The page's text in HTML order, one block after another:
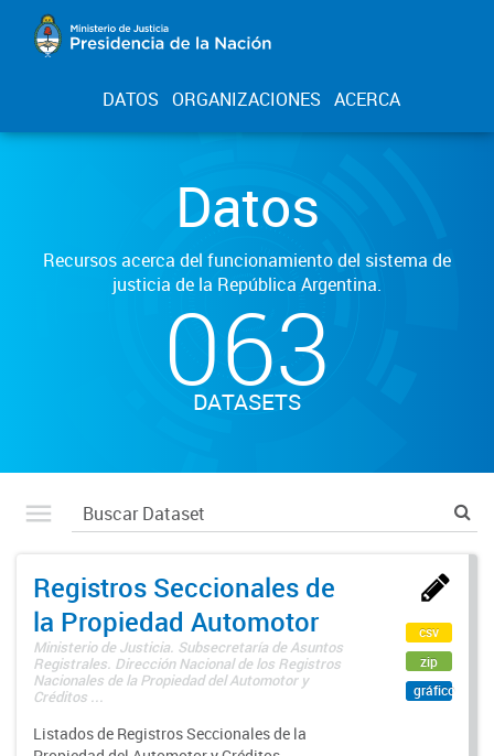
DATOS ORGANIZACIONES ACERCA
Datos
Recursos acerca del funcionamiento del sistema de
justicia de la República Argentina.
063
DATASETS
Registros Seccionales de
la Propiedad Automotor
Ministerio de Justicia. Subsecretaría de Asuntos
Registrales. Dirección Nacional de los Registros
Nacionales de la Propiedad del Automotor y
Créditos ...
Listados de Registros Seccionales de la
csv
zip
gráfico